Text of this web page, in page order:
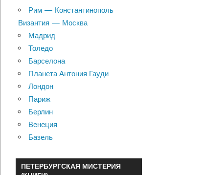
Рим — Константинополь
Византия — Москва
Мадрид
Толедо
Барселона
Планета Антония Гауди
Лондон
Париж
Берлин
Венеция
Базель
ПЕТЕРБУРГСКАЯ МИСТЕРИЯ